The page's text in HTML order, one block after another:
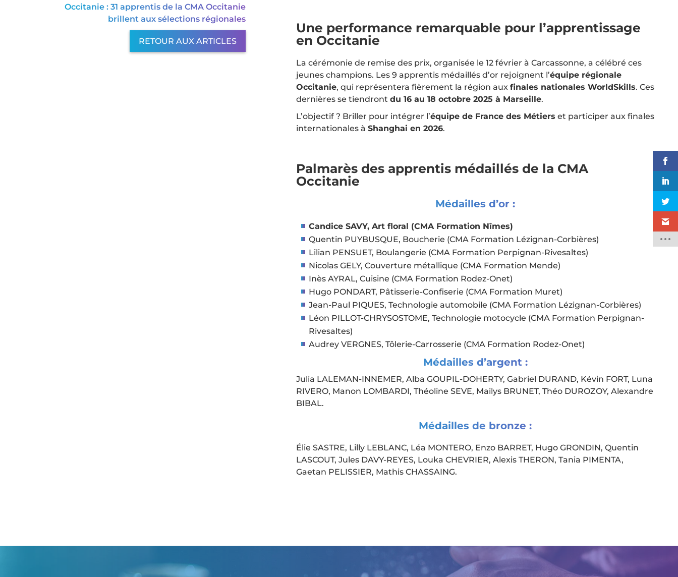
Occitanie : 31 apprentis de la CMA Occitanie
brillent aux sélections régionales
RETOUR AUX ARTICLES
Une performance remarquable pour l’apprentissage
en Occitanie
La cérémonie de remise des prix, organisée le 12 février à Carcassonne, a célébré ces
jeunes champions. Les 9 apprentis médaillés d’or rejoignent l’équipe régionale
Occitanie, qui représentera fièrement la région aux finales nationales WorldSkills. Ces
dernières se tiendront du 16 au 18 octobre 2025 à Marseille.
L’objectif ? Briller pour intégrer l’équipe de France des Métiers et participer aux finales
internationales à Shanghai en 2026.
Palmarès des apprentis médaillés de la CMA
Occitanie
Médailles d’or :
Candice SAVY, Art floral (CMA Formation Nîmes)
Quentin PUYBUSQUE, Boucherie (CMA Formation Lézignan-Corbières)
Lilian PENSUET, Boulangerie (CMA Formation Perpignan-Rivesaltes)
Nicolas GELY, Couverture métallique (CMA Formation Mende)
Inès AYRAL, Cuisine (CMA Formation Rodez-Onet)
Hugo PONDART, Pâtisserie-Confiserie (CMA Formation Muret)
Jean-Paul PIQUES, Technologie automobile (CMA Formation Lézignan-Corbières)
Léon PILLOT-CHRYSOSTOME, Technologie motocycle (CMA Formation Perpignan-
Rivesaltes)
Audrey VERGNES, Tôlerie-Carrosserie (CMA Formation Rodez-Onet)
Médailles d’argent :
Julia LALEMAN-INNEMER, Alba GOUPIL-DOHERTY, Gabriel DURAND, Kévin FORT, Luna
RIVERO, Manon LOMBARDI, Théoline SEVE, Mailys BRUNET, Théo DUROZOY, Alexandre
BIBAL.
Médailles de bronze :
Élie SASTRE, Lilly LEBLANC, Léa MONTERO, Enzo BARRET, Hugo GRONDIN, Quentin
LASCOUT, Jules DAVY-REYES, Louka CHEVRIER, Alexis THERON, Tania PIMENTA,
Gaetan PELISSIER, Mathis CHASSAING.